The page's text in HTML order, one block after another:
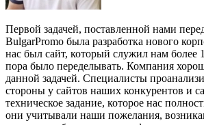
Первой задачей, поставленной нами
BulgarPromo была разработка нового
нас был сайт, который служил нам более
пора было переделывать. Компания
данной задачей. Специалисты
стороны у сайтов наших конкурентов и
техническое задание, которое нас
они учитывали наши пожелания,